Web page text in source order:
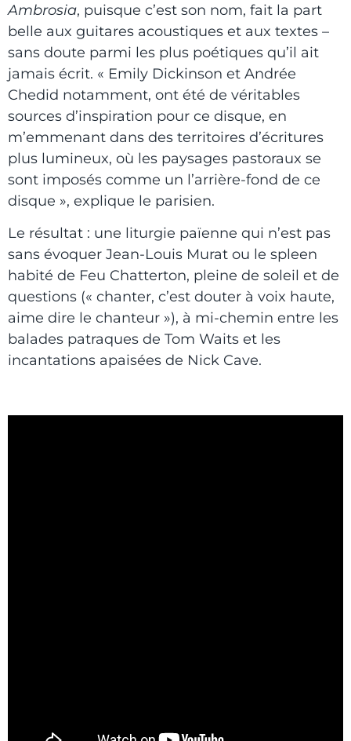
Ambrosia, puisque c’est son nom, fait la part
belle aux guitares acoustiques et aux textes –
sans doute parmi les plus poétiques qu’il ait
jamais écrit. « Emily Dickinson et Andrée
Chedid notamment, ont été de véritables
sources d’inspiration pour ce disque, en
m’emmenant dans des territoires d’écritures
plus lumineux, où les paysages pastoraux se
sont imposés comme un l’arrière-fond de ce
disque », explique le parisien.
Le résultat : une liturgie païenne qui n’est pas
sans évoquer Jean-Louis Murat ou le spleen
habité de Feu Chatterton, pleine de soleil et de
questions (« chanter, c’est douter à voix haute,
aime dire le chanteur »), à mi-chemin entre les
balades patraques de Tom Waits et les
incantations apaisées de Nick Cave.